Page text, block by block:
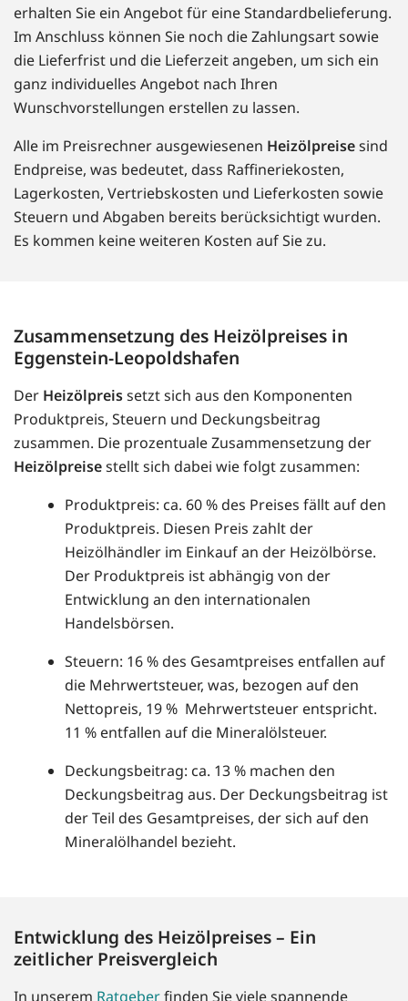
erhalten Sie ein Angebot für eine Standardbelieferung.
Im Anschluss können Sie noch die Zahlungsart sowie
die Lieferfrist und die Lieferzeit angeben, um sich ein
ganz individuelles Angebot nach Ihren
Wunschvorstellungen erstellen zu lassen.
Alle im Preisrechner ausgewiesenen Heizölpreisesind
Endpreise, was bedeutet, dass Raffineriekosten,
Lagerkosten, Vertriebskosten und Lieferkosten sowie
Steuern und Abgaben bereits berücksichtigt wurden.
Es kommen keine weiteren Kosten auf Sie zu.
Zusammensetzung des Heizölpreises in
Eggenstein-Leopoldshafen
Der Heizölpreissetzt sich aus den Komponenten
Produktpreis, Steuern und Deckungsbeitrag
zusammen. Die prozentuale Zusammensetzung der
Heizölpreisestellt sich dabei wie folgt zusammen:
Produktpreis: ca. 60 % des Preises fällt auf den
Produktpreis. Diesen Preis zahlt der
Heizölhändler im Einkauf an der Heizölbörse.
Der Produktpreis ist abhängig von der
Entwicklung an den internationalen
Handelsbörsen.
Steuern: 16 % des Gesamtpreises entfallen auf
die Mehrwertsteuer, was, bezogen auf den
Nettopreis, 19 % Mehrwertsteuer entspricht.
11 % entfallen auf die Mineralölsteuer.
Deckungsbeitrag: ca. 13 % machen den
Deckungsbeitrag aus. Der Deckungsbeitrag ist
der Teil des Gesamtpreises, der sich auf den
Mineralölhandel bezieht.
Entwicklung des Heizölpreises – Ein
zeitlicher Preisvergleich
In unserem Ratgeberfinden Sie viele spannende